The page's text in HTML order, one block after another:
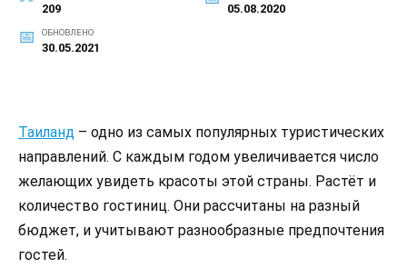
209 05.08.2020
ОБНОВЛЕНО
30.05.2021
Таиланд – одно из самых популярных туристических
направлений. С каждым годом увеличивается число
желающих увидеть красоты этой страны. Растёт и
количество гостиниц. Они рассчитаны на разный
бюджет, и учитывают разнообразные предпочтения
гостей.